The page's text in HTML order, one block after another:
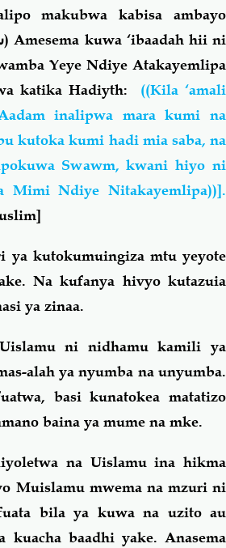
makubwa kabisa ambayo
) Amesema kuwa ‘ibaadah hii ni
Yeye Ndiye Atakayemlipa
katika Hadiyth: ((Kila ‘amali
inalipwa mara kumi na
kutoka kumi hadi mia saba, na
Swawm, kwani hiyo ni
Mimi Ndiye Nitakayemlipa))].
ya kutokumuingiza mtu yeyote
Na kufanya hivyo kutazuia
ya zinaa.
ni nidhamu kamili ya
alah ya nyumba na unyumba.
basi kunatokea matatizo
baina ya mume na mke.
na Uislamu ina hikma
Muislamu mwema na mzuri ni
bila ya kuwa na uzito au
kuacha baadhi yake. Anasema